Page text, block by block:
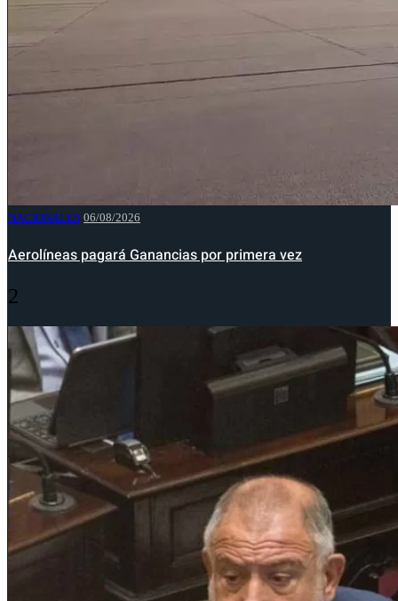
NACIONALES 06/08/2026
Aerolíneas pagará Ganancias por primera vez
2